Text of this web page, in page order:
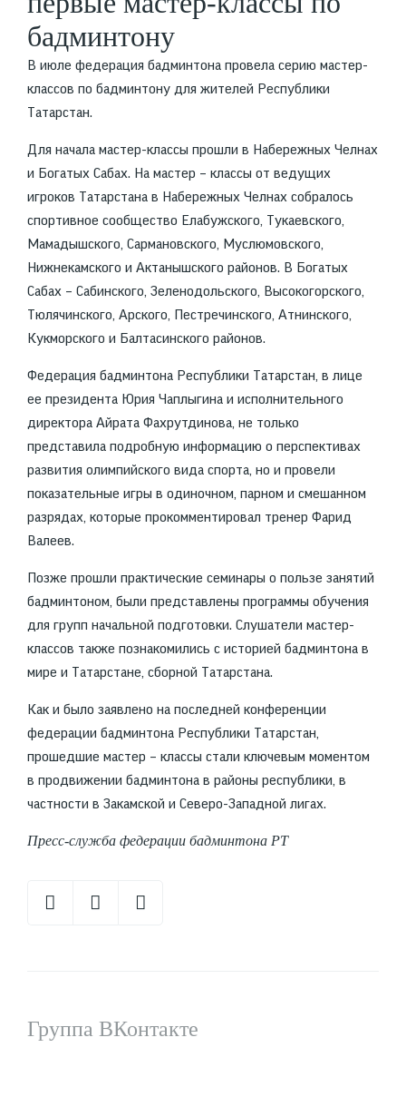
бадминтону
В июле федерация бадминтона провела серию мастер-
классов по бадминтону для жителей Республики
Татарстан.
Для начала мастер-классы прошли в Набережных Челнах
и Богатых Сабах. На мастер – классы от ведущих
игроков Татарстана в Набережных Челнах собралось
спортивное сообщество Елабужского, Тукаевского,
Мамадышского, Сармановского, Муслюмовского,
Нижнекамского и Актанышского районов. В Богатых
Сабах – Сабинского, Зеленодольского, Высокогорского,
Тюлячинского, Арского, Пестречинского, Атнинского,
Кукморского и Балтасинского районов.
Федерация бадминтона Республики Татарстан, в лице
ее президента Юрия Чаплыгина и исполнительного
директора Айрата Фахрутдинова, не только
представила подробную информацию о перспективах
развития олимпийского вида спорта, но и провели
показательные игры в одиночном, парном и смешанном
разрядах, которые прокомментировал тренер Фарид
Валеев.
Позже прошли практические семинары о пользе занятий
бадминтоном, были представлены программы обучения
для групп начальной подготовки. Слушатели мастер-
классов также познакомились с историей бадминтона в
мире и Татарстане, сборной Татарстана.
Как и было заявлено на последней конференции
федерации бадминтона Республики Татарстан,
прошедшие мастер – классы стали ключевым моментом
в продвижении бадминтона в районы республики, в
частности в Закамской и Северо-Западной лигах.
Пресс-служба федерации бадминтона РТ
Группа ВКонтакте